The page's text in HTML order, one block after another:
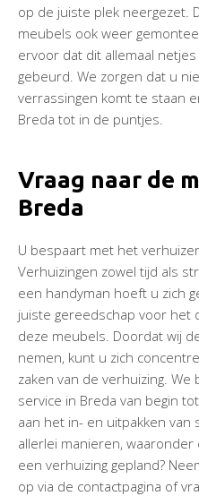
op de juiste plek neergezet.
meubels ook weer
ervoor dat dit allemaal
gebeurd. We zorgen dat u
verrassingen komt te staan
Breda tot in de puntjes.
Vraag naar de
Breda
U bespaart met het
Verhuizingen zowel tijd als
een handyman hoeft u zich
juiste gereedschap voor
deze meubels. Doordat wij
nemen, kunt u zich
zaken van de verhuizing.
service in Breda van begin
aan het in- en uitpakken
allerlei manieren,
een verhuizing gepland?
op via de contactpagina of